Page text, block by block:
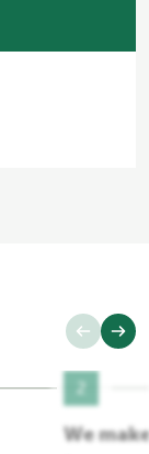
We